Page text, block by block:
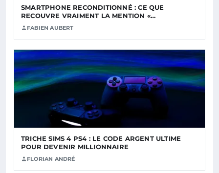
SMARTPHONE RECONDITIONNÉ : CE QUE
RECOUVRE VRAIMENT LA MENTION «…
FABIEN AUBERT
TRICHE SIMS 4 PS4 : LE CODE ARGENT ULTIME
POUR DEVENIR MILLIONNAIRE
FLORIAN ANDRÉ